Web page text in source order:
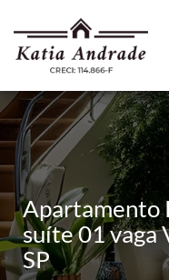
Apartamento
suíte 01 vaga
SP